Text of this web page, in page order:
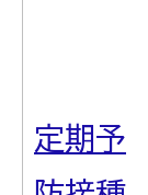
定期予